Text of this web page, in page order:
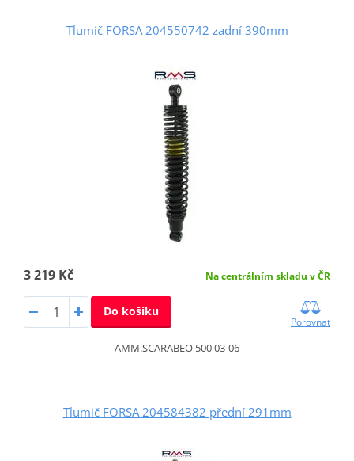
Tlumič FORSA 204550742 zadní 390mm
3 219 Kč Na centrálním skladu v ČR
Do košíku
Porovnat
AMM.SCARABEO 500 03-06
Tlumič FORSA 204584382 přední 291mm